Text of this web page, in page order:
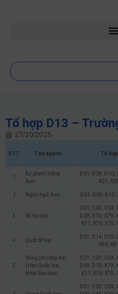
Tổ hợp D13 –
27/10/2025
STT Tên ngành Tổ hợp
1
Sư phạm Tiếng
Anh
D01; D09; D10;
X27;
2 Ngôn ngữ Anh D01; D09; D10;
3 Xã hội học
D01; C03; C04;
D09; D15; X79;
X71; X70; X75;
4 Quốc tế học
D01; D14; D15;
X80; X81
5
Đông phương học
(Hàn Quốc học,
Nhật Bản học)
D01; C03; C04;
D09; D15; X79;
X71; X70; X75;
D01; C03; C04;